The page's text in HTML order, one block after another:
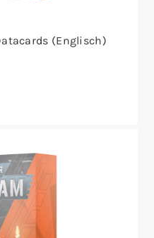
(Englisch)